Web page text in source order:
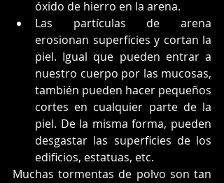
óxido de hierro en la arena.
Las partículas de arena
erosionan superficies y cortan la
piel. Igual que pueden entrar a
nuestro cuerpo por las mucosas,
también pueden hacer pequeños
cortes en cualquier parte de la
piel. De la misma forma, pueden
desgastar las superficies de los
edificios, estatuas, etc.
Muchas tormentas de polvo son tan